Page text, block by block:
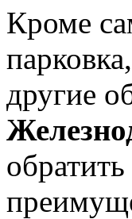
Кроме
другие